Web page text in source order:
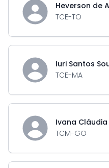
Heverson de
TCE-TO
Iuri Santos
TCE-MA
Ivana Cláudia
TCM-GO